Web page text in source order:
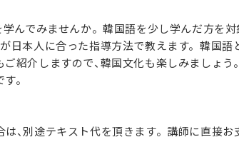
んでみませんか。韓国語を少し学んだ方を対
日本人に合った指導方法で教えます。韓国語
紹介しますので、韓国文化も楽しみましょ
。
、別途テキスト代を頂きます。講師に直接お